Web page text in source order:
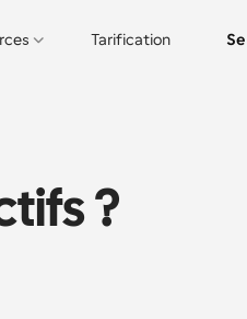
Tarification
?